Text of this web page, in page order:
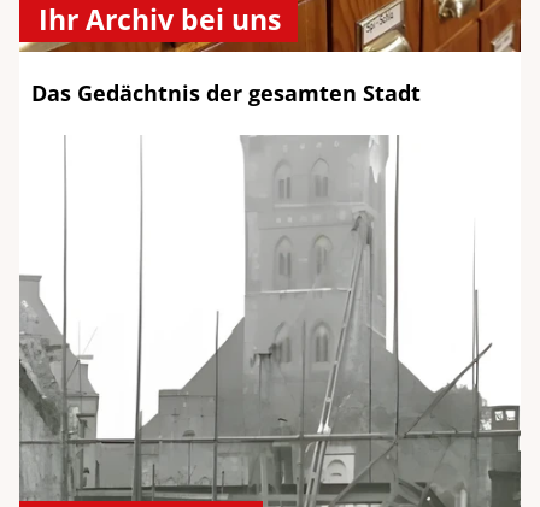
Ihr Archiv bei uns
Das Gedächtnis der gesamten Stadt